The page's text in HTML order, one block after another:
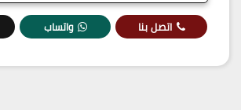
اتصل بنا واتساب